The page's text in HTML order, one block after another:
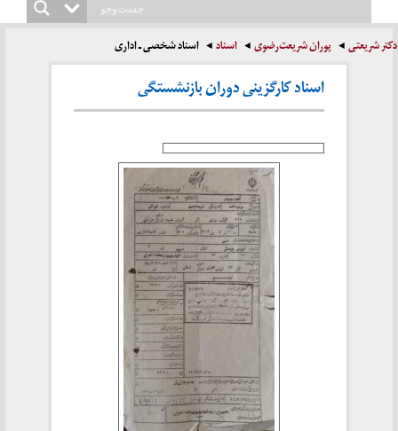
دکتر شریعتی پوران شریعت‌رضوی اسناد اسناد شخصی ـ‌ اداری
اسناد کارگزینی دوران بازنشستگی